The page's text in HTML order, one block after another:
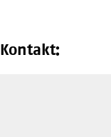
Kontakt: